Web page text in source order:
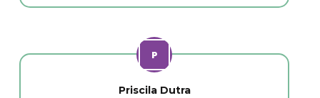
Priscila Dutra